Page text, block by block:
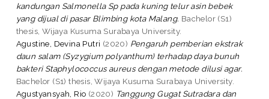
kandungan Salmonella Sp pada kuning telur asin bebek
yang dijual di pasar Blimbing kota Malang. Bachelor (S1)
thesis, Wijaya Kusuma Surabaya University.
Agustine, Devina Putri (2020) Pengaruh pemberian ekstrak
daun salam (Syzygium polyanthum) terhadap daya bunuh
bakteri Staphylococcus aureus dengan metode dilusi agar.
Bachelor (S1) thesis, Wijaya Kusuma Surabaya University.
Agustyansyah, Rio (2020) Tanggung Gugat Sutradara dan